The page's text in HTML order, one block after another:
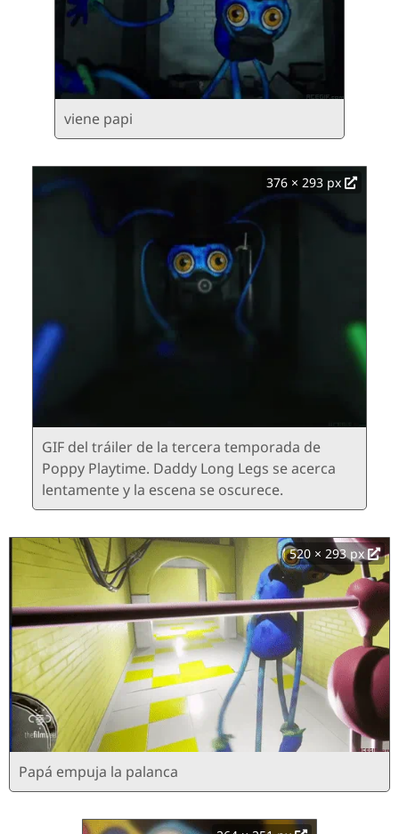
viene papi
376 × 293 px
GIF del tráiler de la tercera temporada de
Poppy Playtime. Daddy Long Legs se acerca
lentamente y la escena se oscurece.
520 × 293 px
Papá empuja la palanca